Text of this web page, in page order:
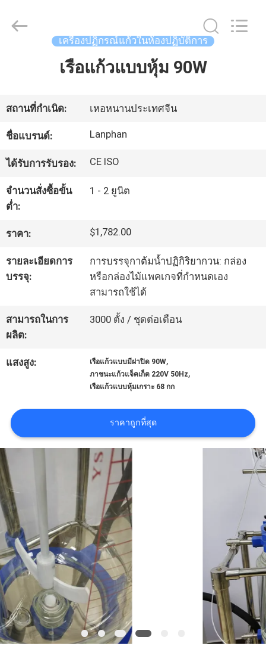
สินค้า
วิดีโอ
เกี่ยว
กับ
เรา
โรงงาน
ควบคุม
ติดต่อ
เรา
ขอ
ใบ
เสนอ
ราคา
แผนผัง
2026
Henan
เครื่องปฏิกรณ์แก้วในห้องปฏิบัติการ
เรือแก้วแบบหุ้ม 90W
สถานที่กำเนิด: เหอหนานประเทศจีน
ชื่อแบรนด์: Lanphan
ได้รับการรับรอง: CE ISO
จำนวนสั่งซื้อขั้น
ต่ำ:
1 - 2 ยูนิต
ราคา: $1,782.00
รายละเอียดการ
บรรจุ:
การบรรจุกาต้มน้ำปฏิกิริยากวน: กล่อง
หรือกล่องไม้แพคเกจที่กำหนดเอง
สามารถใช้ได้
สามารถในการ
ผลิต:
3000 ตั้ง / ชุดต่อเดือน
แสงสูง: เรือแก้วแบบมีฝาปิด 90W,
ภาชนะแก้วแจ็คเก็ต 220V 50Hz,
เรือแก้วแบบหุ้มเกราะ 68 กก
ราคาถูกที่สุด